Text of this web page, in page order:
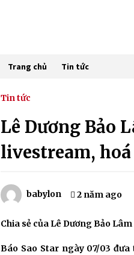
Trang chủ Tin tức
Tin tức
Lê Dương Bảo
livestream,
babylon 2 năm ago
Chia sẻ của Lê Dương Bảo
Báo Sao Star ngày 07/03